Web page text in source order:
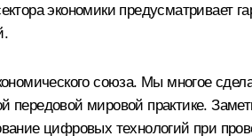
экономики
союза. Мы многое
мировой практике.
цифровых технологий при